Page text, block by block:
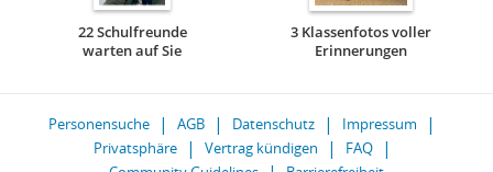
22 Schulfreunde
warten auf Sie
3 Klassenfotos voller
Erinnerungen
Personensuche AGB Datenschutz
Impressum
Privatsphäre
Vertrag kündigen
FAQ